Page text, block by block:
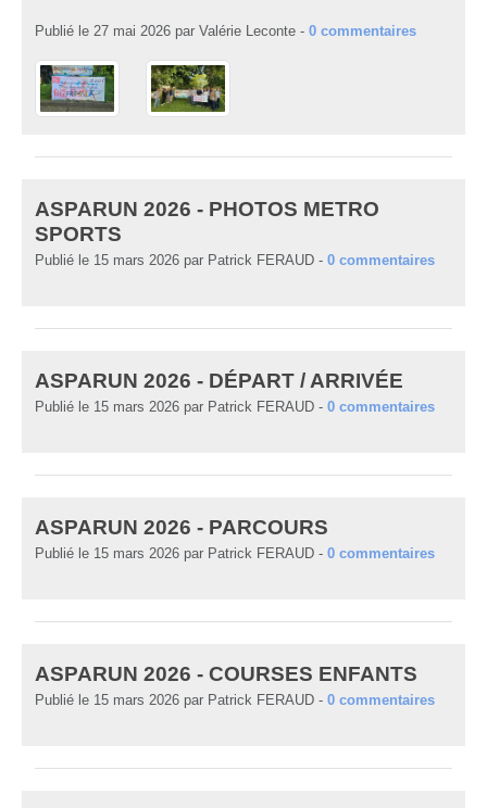
Publié le 27 mai 2026 par Valérie Leconte - 0 commentaires
ASPARUN 2026 - PHOTOS METRO
SPORTS
Publié le 15 mars 2026 par Patrick FERAUD - 0 commentaires
ASPARUN 2026 - DÉPART / ARRIVÉE
Publié le 15 mars 2026 par Patrick FERAUD - 0 commentaires
ASPARUN 2026 - PARCOURS
Publié le 15 mars 2026 par Patrick FERAUD - 0 commentaires
ASPARUN 2026 - COURSES ENFANTS
Publié le 15 mars 2026 par Patrick FERAUD - 0 commentaires